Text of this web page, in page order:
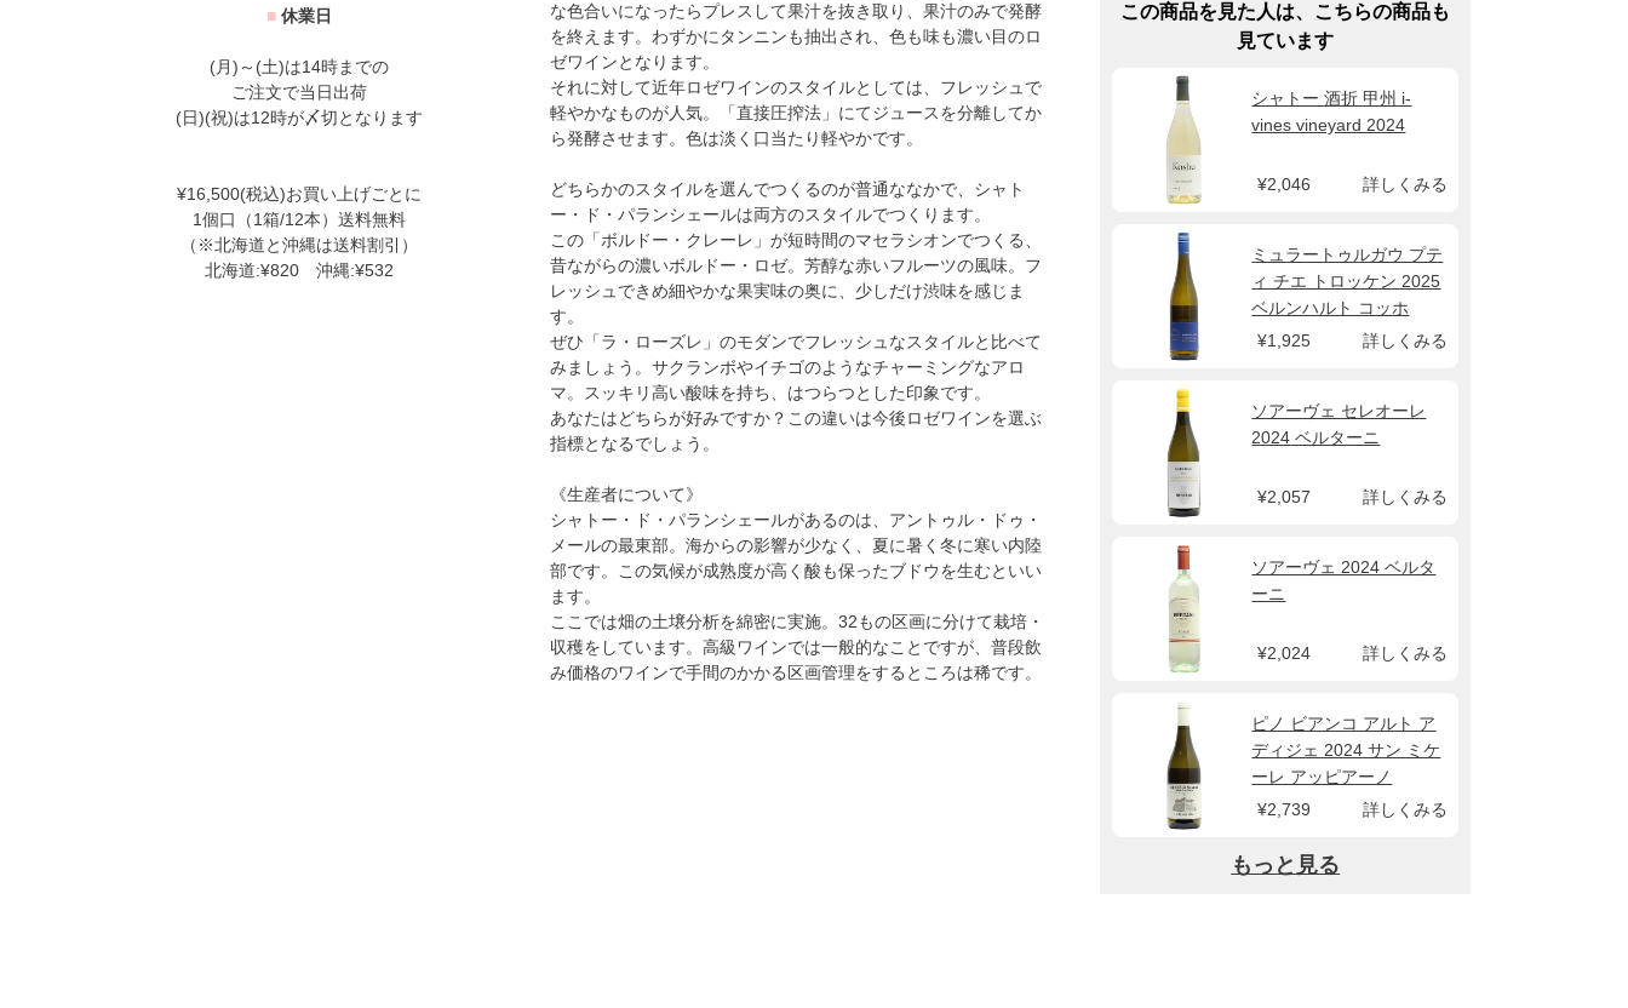
■ 休業日
(月)～(土)は14時までの
ご注文で当日出荷
(日)(祝)は12時が〆切となります
¥16,500(税込)お買い上げごとに
1個口（1箱/12本）送料無料
（※北海道と沖縄は送料割引）
北海道:¥820 沖縄:¥532
な色合いになったらプレスして果汁を抜き取り、果汁のみで発酵
を終えます。わずかにタンニンも抽出され、色も味も濃い目のロ
ゼワインとなります。
それに対して近年ロゼワインのスタイルとしては、フレッシュで
軽やかなものが人気。「直接圧搾法」にてジュースを分離してか
ら発酵させます。色は淡く口当たり軽やかです。
どちらかのスタイルを選んでつくるのが普通ななかで、シャト
ー・ド・パランシェールは両方のスタイルでつくります。
この「ボルドー・クレーレ」が短時間のマセラシオンでつくる、
昔ながらの濃いボルドー・ロゼ。芳醇な赤いフルーツの風味。フ
レッシュできめ細やかな果実味の奥に、少しだけ渋味を感じま
す。
ぜひ 「ラ・ローズレ」 のモダンでフレッシュなスタイルと比べて
みましょう。サクランボやイチゴのようなチャーミングなアロ
マ。スッキリ高い酸味を持ち、はつらつとした印象です。
あなたはどちらが好みですか？この違いは今後ロゼワインを選ぶ
指標となるでしょう。
《生産者について》
シャトー・ド・パランシェールがあるのは、アントゥル・ドゥ・
メールの最東部。海からの影響が少なく、夏に暑く冬に寒い内陸
部です。この気候が成熟度が高く酸も保ったブドウを生むといい
ます。
ここでは畑の土壌分析を綿密に実施。32もの区画に分けて栽培・
収穫をしています。高級ワインでは一般的なことですが、普段飲
み価格のワインで手間のかかる区画管理をするところは稀です。
この商品を見た人は、こちらの商品も
見ています
シャトー 酒折 甲州 i-
vines vineyard 2024
¥2,046 詳しくみる
ミュラートゥルガウ プテ
ィ チエ トロッケン 2025
ベルンハルト コッホ
¥1,925
詳しくみる
ソアーヴェ セレオーレ
2024 ベルターニ
¥2,057 詳しくみる
ソアーヴェ 2024 ベルタ
ーニ
¥2,024 詳しくみる
ピノ ビアンコ アルト ア
ディジェ 2024 サン ミケ
ーレ アッピアーノ
¥2,739
詳しくみる
もっと見る